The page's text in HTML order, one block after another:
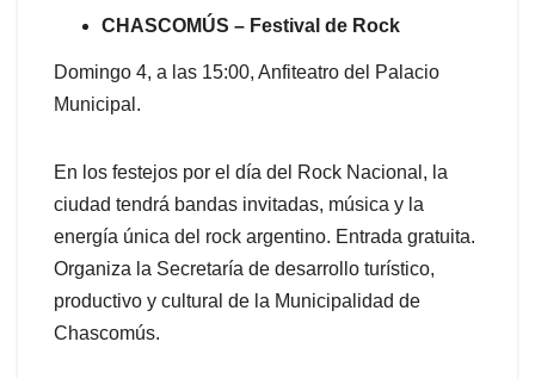
CHASCOMÚS – Festival de Rock
Domingo 4, a las 15:00, Anfiteatro del Palacio
Municipal.
En los festejos por el día del Rock Nacional, la
ciudad tendrá bandas invitadas, música y la
energía única del rock argentino. Entrada gratuita.
Organiza la Secretaría de desarrollo turístico,
productivo y cultural de la Municipalidad de
Chascomús.